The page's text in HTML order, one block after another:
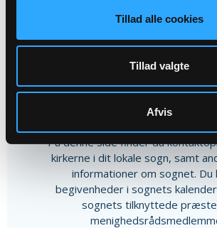
Tillad alle cookies
Tillad valgte
Afvis
Andet indhold
På denne side finder du
kirkerne i dit lokale sogn, samt
informationer om sognet. Du
begivenheder i sognets
sognets tilknyttede